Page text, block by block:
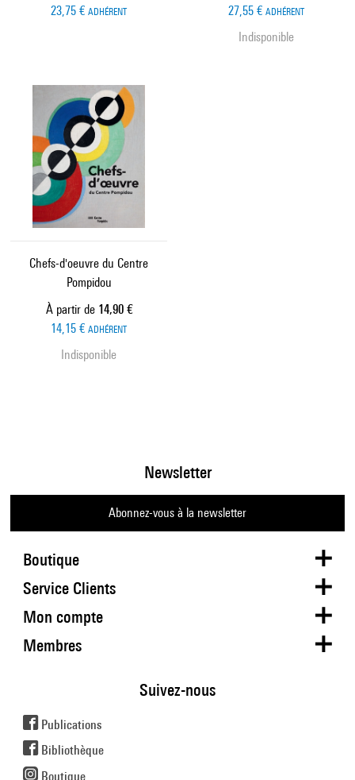
23,75 € ADHÉRENT
27,55 € ADHÉRENT
Indisponible
Chefs-d'oeuvre du Centre
Pompidou
À partir de Prix ​​actuel
14,90 €
14,15 € ADHÉRENT
Indisponible
Boutique
Newsletter
Abonnez-vous à la newsletter
Service Clients
Mon compte
Membres
Suivez-nous
Publications
Bibliothèque
Boutique